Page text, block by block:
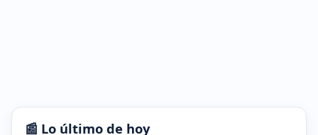
📰 Lo último de hoy